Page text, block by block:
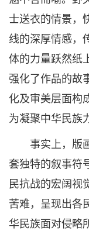
士送衣的情景，
线的深厚情感，
体的力量跃然纸
强化了作品的故
化及审美层面构
为凝聚中华民族
事实上，版画
套独特的叙事符
民抗战的宏阔视
苦难，呈现出各
华民族面对侵略